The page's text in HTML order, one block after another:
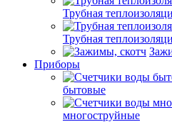
Трубная
Трубная
Приборы
бытовые
многоструйные